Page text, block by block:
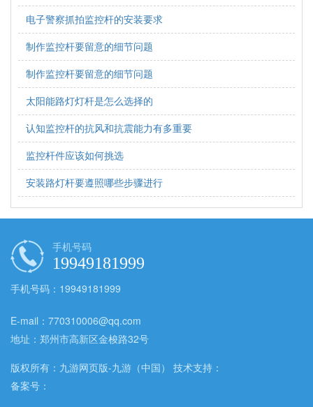
电子警察抓拍监控杆的安装要求
制作监控杆要留意的细节问题
制作监控杆要留意的细节问题
太阳能路灯灯杆是怎么选择的
认知监控杆的抗风和抗震能力有多重要
监控杆件应该如何挑选
安装路灯杆要遵照哪些步骤进行
手机号码
19949181999
手机号码：19949181999
E-mail：770310006@qq.com
地址：郑州市高新区金梭路32号
版权所有：九游网页版-九游（中国） 技术支持：
备案号：